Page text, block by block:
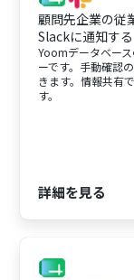
顧問先企業の従
Slackに通知する
Yoomデータベー
ーです。手動確認
きます。情報共有
す。
詳細を見る